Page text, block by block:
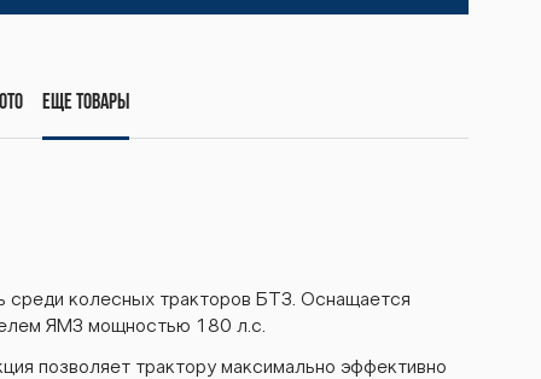
Еще товары
среди колесных тракторов БТЗ. Оснащается
ЯМЗ мощностью 180 л.с.
позволяет трактору максимально эффективно